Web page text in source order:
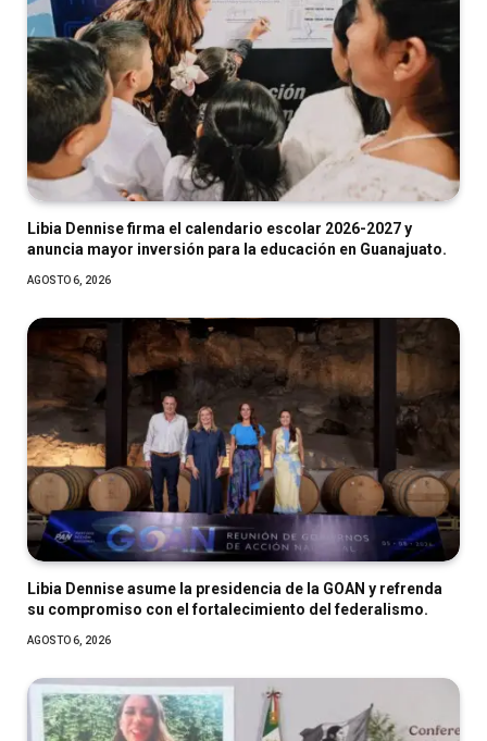
Libia Dennise firma el calendario escolar 2026-2027 y
anuncia mayor inversión para la educación en Guanajuato.
AGOSTO 6, 2026
Libia Dennise asume la presidencia de la GOAN y refrenda
su compromiso con el fortalecimiento del federalismo.
AGOSTO 6, 2026